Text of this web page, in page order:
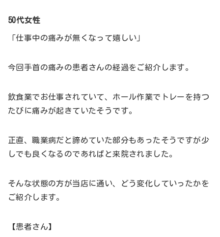
50代女性
「仕事中の痛みが無くなって嬉しい」
今回手首の痛みの患者さんの経過をご紹介します。
飲食業でお仕事されていて、ホール作業でトレーを持つ
たびに痛みが起きていたそうです。
正直、職業病だと諦めていた部分もあったそうですが少
しでも良くなるのであればと来院されました。
そんな状態の方が当店に通い、どう変化していったかを
ご紹介します。
【患者さん】